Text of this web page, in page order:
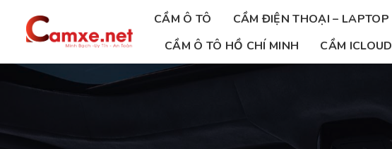
dung
CẦM Ô TÔ CẦM ĐIỆN THOẠI – LAPTOP
CẦM Ô TÔ HỒ CHÍ MINH
CẦM ICLOUD